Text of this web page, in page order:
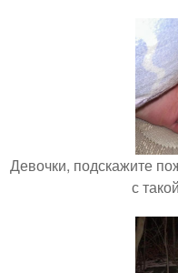
Девочки, подскажите
с